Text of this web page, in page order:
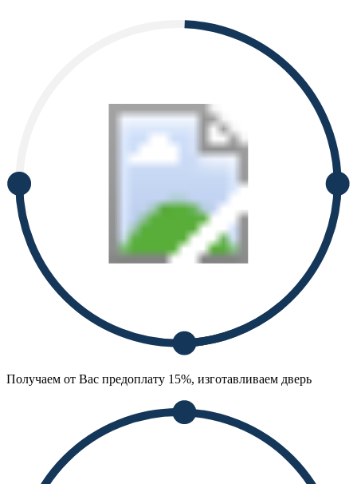
Получаем от Вас предоплату 15%, изготавливаем дверь